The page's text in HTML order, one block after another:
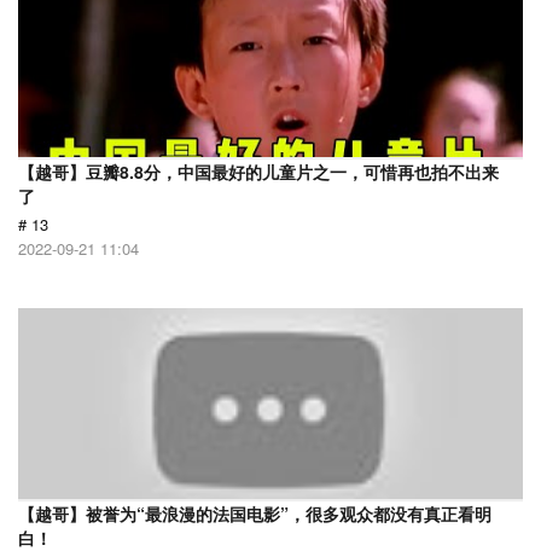
【越哥】豆瓣8.8分，中国最好的儿童片之一，可惜再也拍不出来
了
# 13
2022-09-21 11:04
【越哥】被誉为“最浪漫的法国电影”，很多观众都没有真正看明
白！